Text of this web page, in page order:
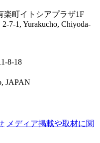
楽町イトシアプラザ1F
7-1, Yurakucho, Chiyoda-
8-18
JAPAN
メディア掲載や取材に関